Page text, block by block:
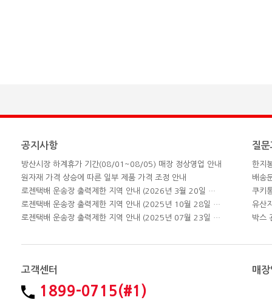
공지사항
방산시장 하계휴가 기간(08/01~08/05) 매장 정상영업 안내
원자재 가격 상승에 따른 일부 제품 가격 조정 안내
로젠택배 운송장 출력제한 지역 안내 (2026년 3월 20일 업데이트)
로젠택배 운송장 출력제한 지역 안내 (2025년 10월 28일 업데이트)
로젠택배 운송장 출력제한 지역 안내 (2025년 07월 23일 업데이트)
질
한지
배송
쿠키
유산
박스
고객센터
1899-0715(#1)
매